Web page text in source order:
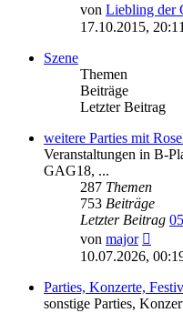
von Liebling der
17.10.2015, 20:11
Szene
Themen
Beiträge
Letzter Beitrag
weitere Parties mit
Veranstaltungen in B-
GAG18, ...
287 Themen
753 Beiträge
Letzter Beitrag
von major
10.07.2026,
Parties, Konzerte,
sonstige Parties,